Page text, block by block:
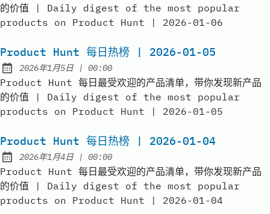
的价值 | Daily digest of the most popular
products on Product Hunt | 2026-01-06
Product Hunt 每日热榜 | 2026-01-05
Published:
2026年1月5日| at
00:00
Product Hunt 每日最受欢迎的产品清单，带你发现新产品
的价值 | Daily digest of the most popular
products on Product Hunt | 2026-01-05
Product Hunt 每日热榜 | 2026-01-04
Published:
2026年1月4日| at
00:00
Product Hunt 每日最受欢迎的产品清单，带你发现新产品
的价值 | Daily digest of the most popular
products on Product Hunt | 2026-01-04